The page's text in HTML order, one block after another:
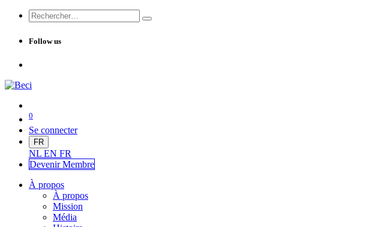
Follow us
0
Se connecter
FR
NL EN FR
Devenir Membre
À propos
À propos
Mission
Média